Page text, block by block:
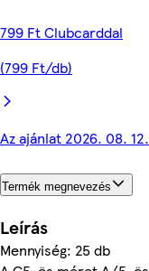
799 Ft Clubcarddal
(799 Ft/db)
Az ajánlat 2026. 08.
Termék megnevezés
Leírás
Mennyiség: 25 db